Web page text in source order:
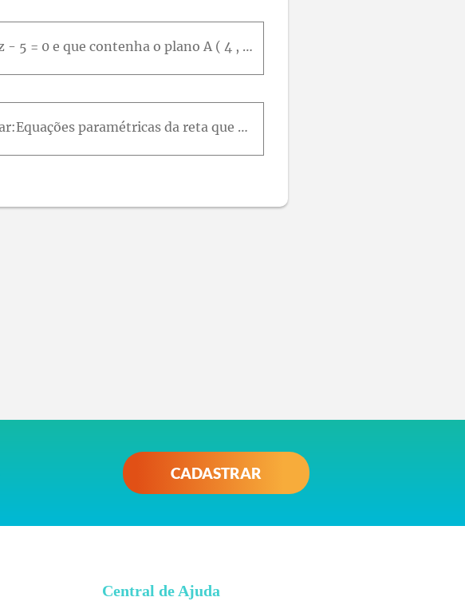
Determinar a equação do plano paralelo ao plano π : 2 x - 3 y - z - 5 = 0 e que contenha o plano A ( 4 , - 2,1 ) .
Dado o ponto P 5,2 , 3 e o plano π : 2 x + y + z - 3 = 0 , determinar:Equações paramétricas da reta que passa por P e é perpendicular a π ;
CADASTRAR
Central de Ajuda